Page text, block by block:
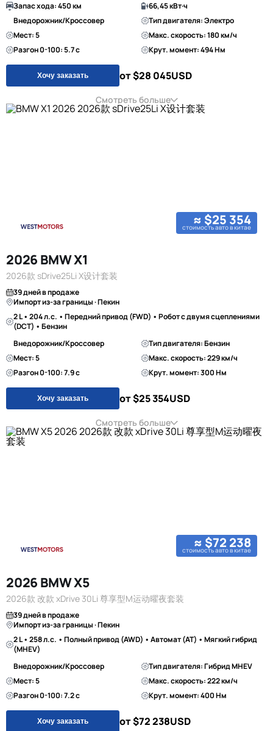
Запас хода: 450 км
66,45 кВт·ч
Внедорожник/Кроссовер
Тип двигателя: Электро
Мест: 5
Макс. скорость: 180 км/ч
Разгон 0-100: 5.7 с
Крут. момент: 494 Нм
Хочу заказать от $28 045USD
Смотреть больше
≈ $25 354
стоимость авто в китае
2026 BMW X1
2026款 sDrive25Li X设计套装
39 дней в продаже
Импорт из-за границы · Пекин
2 L • 204 л.с. • Передний привод (FWD) • Робот с двумя сцеплениями
(DCT) • Бензин
Внедорожник/Кроссовер
Тип двигателя: Бензин
Мест: 5
Макс. скорость: 229 км/ч
Разгон 0-100: 7.9 с
Крут. момент: 300 Нм
Хочу заказать от $25 354USD
Смотреть больше
≈ $72 238
стоимость авто в китае
2026 BMW X5
2026款 改款 xDrive 30Li 尊享型M运动曜夜套装
39 дней в продаже
Импорт из-за границы · Пекин
2 L • 258 л.с. • Полный привод (AWD) • Автомат (AT) • Мягкий гибрид
(MHEV)
Внедорожник/Кроссовер
Тип двигателя: Гибрид MHEV
Мест: 5
Макс. скорость: 222 км/ч
Разгон 0-100: 7.2 с
Крут. момент: 400 Нм
Хочу заказать от $72 238USD